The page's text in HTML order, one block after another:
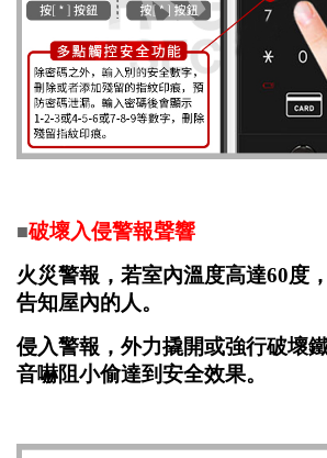
■破壞入侵警報聲響
火災警報，若室內溫度高達60度
告知屋內的人。
侵入警報，外力撬開或強行破壞
音嚇阻小偷達到安全效果。